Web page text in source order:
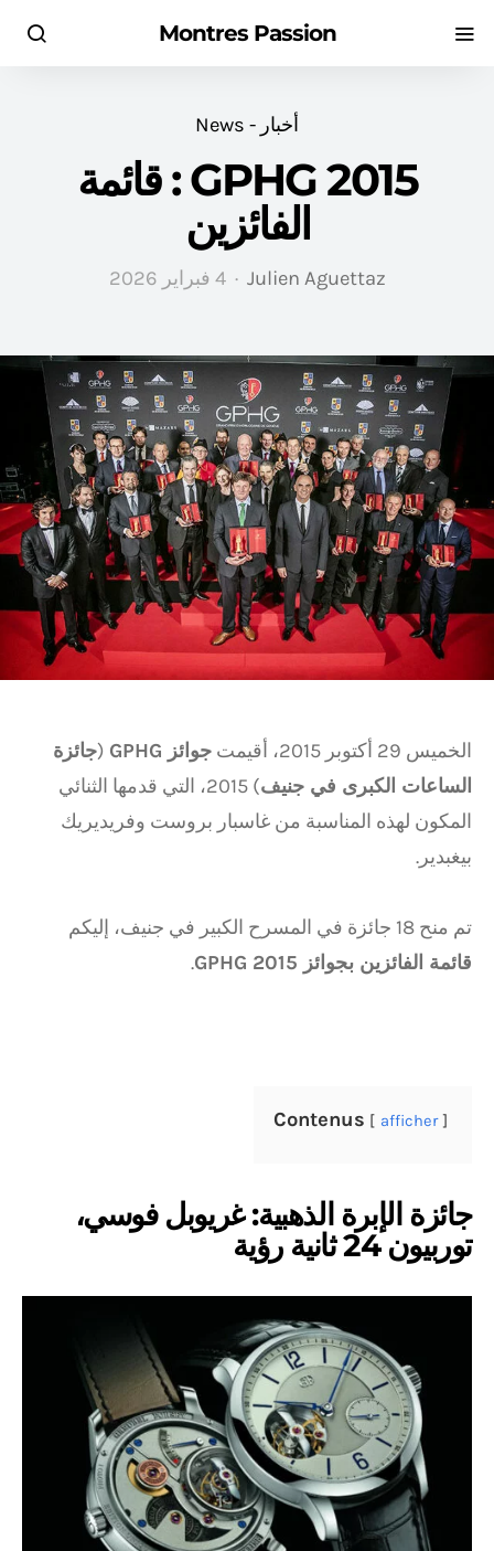
Montres Passion
أخبار - News
GPHG 2015 : قائمة
الفائزين
Julien Aguettaz 4 فبراير 2026
الخميس 29 أكتوبر 2015، أقيمت جوائز GPHG (جائزة
الساعات الكبرى في جنيف
) 2015، التي قدمها الثنائي
المكون لهذه المناسبة من غاسبار بروست وفريديريك
بيغبدير.
تم منح 18 جائزة في المسرح الكبير في جنيف، إليكم
قائمة الفائزين بجوائز GPHG 2015
.
Contenus afficher
جائزة الإبرة الذهبية: غريوبل فوسي،
توربيون 24 ثانية رؤية